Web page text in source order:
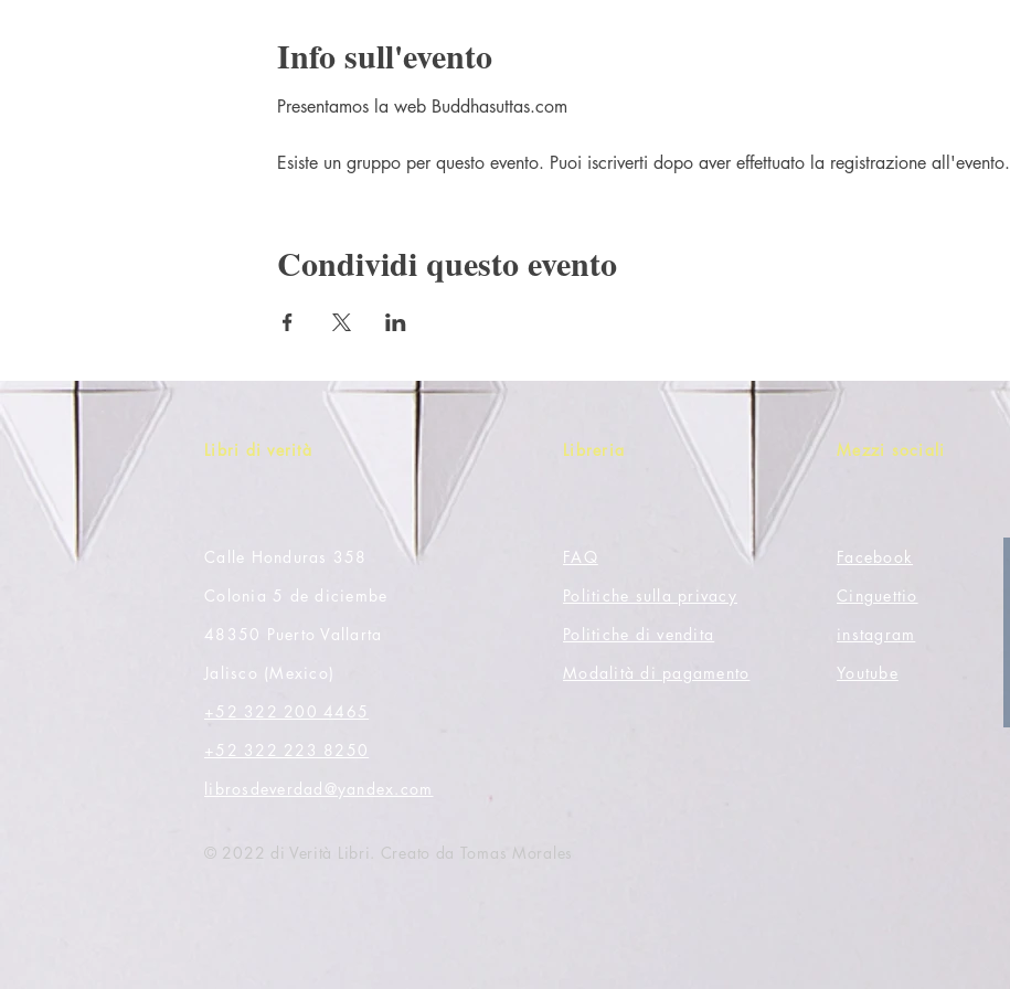
Info sull'evento
Presentamos la web Buddhasuttas.com
Esiste un gruppo per questo evento. Puoi iscriverti dopo aver effettuato la registrazione all'evento.
Condividi questo evento
Libri di verità Libreria Mezzi sociali
Calle Honduras 358
Colonia 5 de diciembe
48350 Puerto Vallarta
Jalisco (Mexico)
+52 322 200 4465
+52 322 223 8250
librosdeverdad@yandex.com
FAQ
Politiche sulla privacy
Politiche di vendita
Modalità di pagamento
Facebook
Cinguettio
instagram
Youtube
© 2022 di Verità Libri. Creato da Tomas Morales